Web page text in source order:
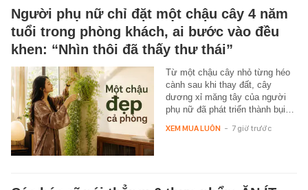
Người phụ nữ chỉ đặt một chậu cây 4 năm
tuổi trong phòng khách, ai bước vào đều
khen: “Nhìn thôi đã thấy thư thái”
Từ một chậu cây nhỏ từng héo
cành sau khi thay đất, cây
dương xỉ măng tây của người
phụ nữ đã phát triển thành bụi…
XEM MUA LUÔN - 7 giờ trước